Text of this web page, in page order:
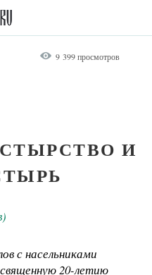
9 399 просмотров
И
с насельниками
20-летию